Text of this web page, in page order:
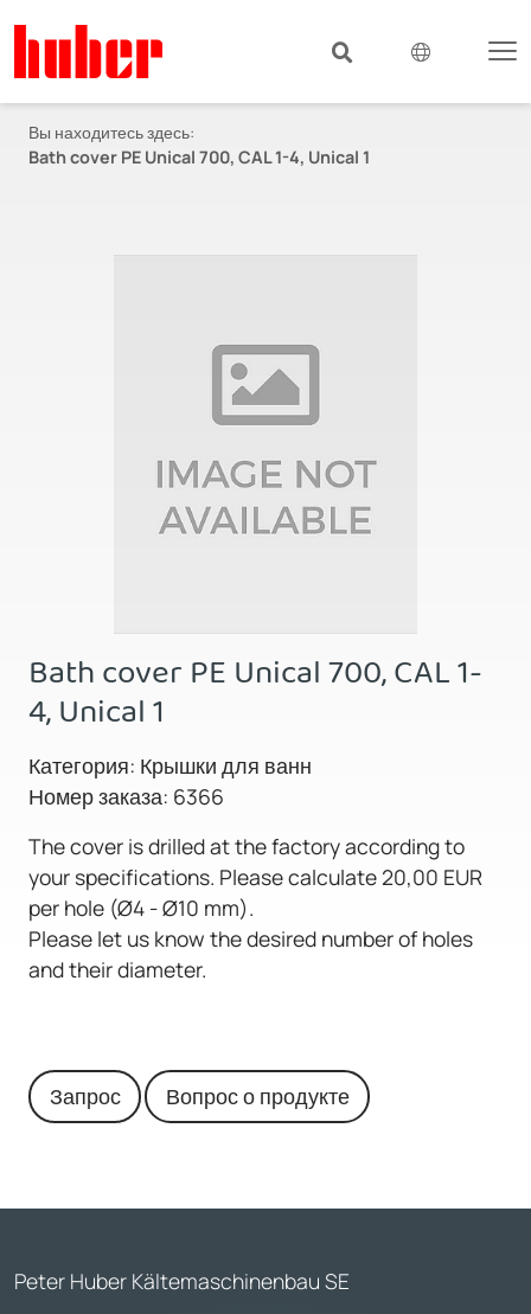
Вы находитесь здесь:
Bath cover PE Unical 700, CAL 1-4, Unical 1
Bath cover PE Unical 700, CAL 1-
4, Unical 1
Категория: Крышки для ванн
Номер заказа: 6366
The cover is drilled at the factory according to
your specifications. Please calculate 20,00 EUR
per hole (Ø4 - Ø10 mm).
Please let us know the desired number of holes
and their diameter.
Запрос Вопрос о продукте
Peter Huber Kältemaschinenbau SE